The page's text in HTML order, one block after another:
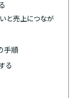
と売上につなが
手順
る